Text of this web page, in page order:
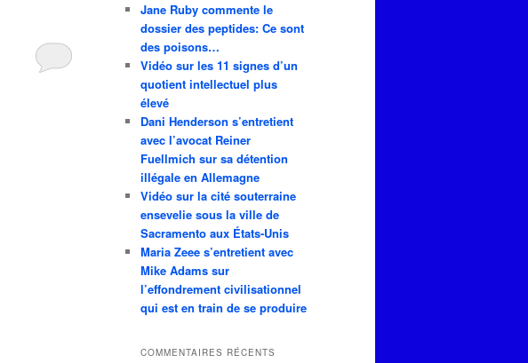
Jane Ruby commente le
dossier des peptides: Ce sont
des poisons…
Vidéo sur les 11 signes d’un
quotient intellectuel plus
élevé
Dani Henderson s’entretient
avec l’avocat Reiner
Fuellmich sur sa détention
illégale en Allemagne
Vidéo sur la cité souterraine
ensevelie sous la ville de
Sacramento aux États-Unis
Maria Zeee s’entretient avec
Mike Adams sur
l’effondrement civilisationnel
qui est en train de se produire
COMMENTAIRES RÉCENTS